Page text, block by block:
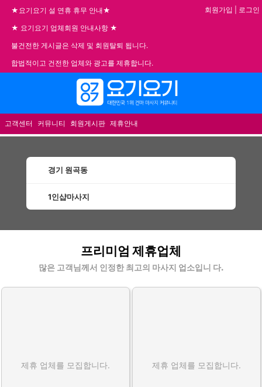
★요기요기 설 연휴 휴무 안내★
★ 요기요기 업체회원 안내사항 ★
불건전한 게시글은 삭제 및 회원탈퇴 됩니다.
합법적이고 건전한 업체와 광고를 제휴합니다.
회원가입 로그인
고객센터 커뮤니티 회원게시판 제휴안내
경기 원곡동
1인샵마사지
프리미엄 제휴업체
많은 고객님께서 인정한 최고의 마사지 업소입니 다.
제휴 업체를 모집합니다. 제휴 업체를 모집합니다.